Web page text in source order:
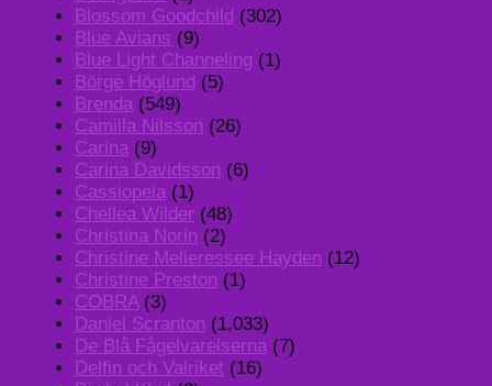
Blossom Goodchild (302)
Blue Avians (9)
Blue Light Channeling (1)
Börge Höglund (5)
Brenda (549)
Camilla Nilsson (26)
Carina (9)
Carina Davidsson (6)
Cassiopeia (1)
Chellea Wilder (48)
Christina Norin (2)
Christine Melieressee Hayden (12)
Christine Preston (1)
COBRA(3)
Daniel Scranton (1,033)
De Blå Fågelvarelserna (7)
Delfin och Valriket (16)